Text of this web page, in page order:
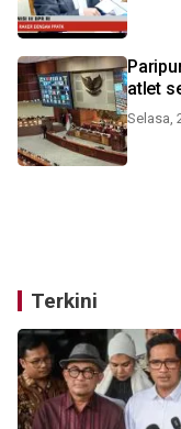
atlet
Selasa,
Terkini